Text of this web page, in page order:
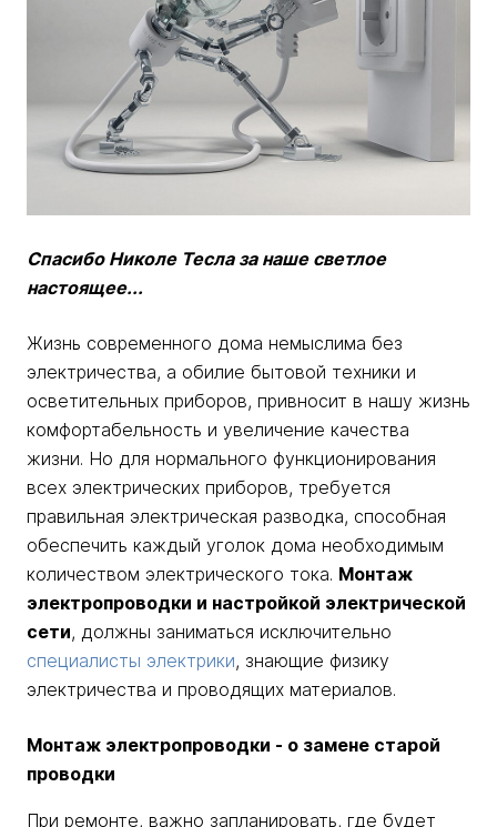
Спасибо Николе Тесла за наше светлое
настоящее...
Жизнь современного дома немыслима без
электричества, а обилие бытовой техники и
осветительных приборов, привносит в нашу жизнь
комфортабельность и увеличение качества
жизни. Но для нормального функционирования
всех электрических приборов, требуется
правильная электрическая разводка, способная
обеспечить каждый уголок дома необходимым
количеством электрического тока. Монтаж
электропроводки и настройкой электрической
сети, должны заниматься исключительно
специалисты электрики, знающие физику
электричества и проводящих материалов.
Монтаж электропроводки - о замене старой
проводки
При ремонте, важно запланировать, где будет